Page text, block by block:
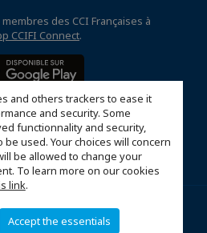
and others trackers to ease it
and security. Some
functionnality and security,
used. Your choices will concern
be allowed to change your
To learn more on our cookies
link.
Accept the essentials
des CCI Françaises à
CCIFI Connect.